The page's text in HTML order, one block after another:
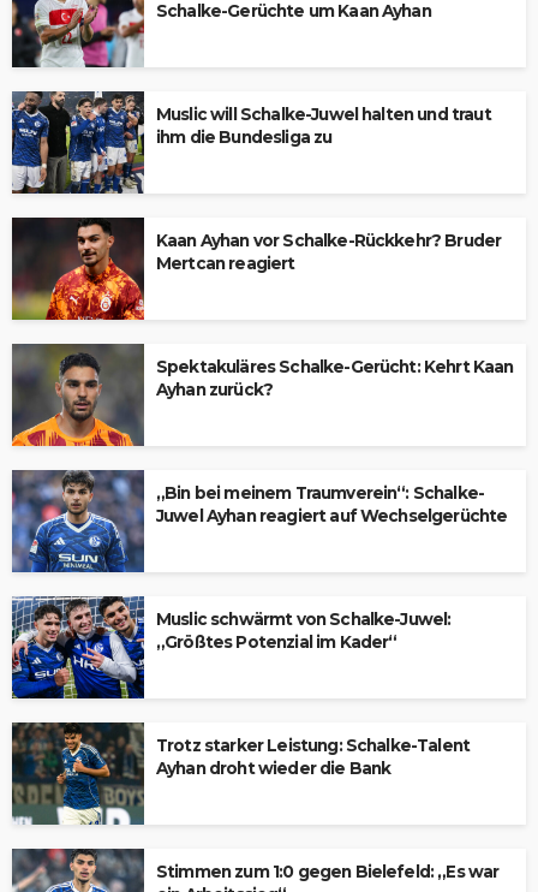
Schalke-Gerüchte um Kaan Ayhan
Muslic will Schalke-Juwel halten und traut
ihm die Bundesliga zu
Kaan Ayhan vor Schalke-Rückkehr? Bruder
Mertcan reagiert
Spektakuläres Schalke-Gerücht: Kehrt Kaan
Ayhan zurück?
„Bin bei meinem Traumverein“: Schalke-
Juwel Ayhan reagiert auf Wechselgerüchte
Muslic schwärmt von Schalke-Juwel:
„Größtes Potenzial im Kader“
Trotz starker Leistung: Schalke-Talent
Ayhan droht wieder die Bank
Stimmen zum 1:0 gegen Bielefeld: „Es war